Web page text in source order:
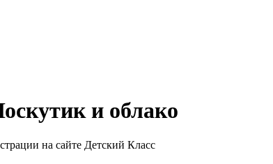
и облако
на сайте Детский Класс